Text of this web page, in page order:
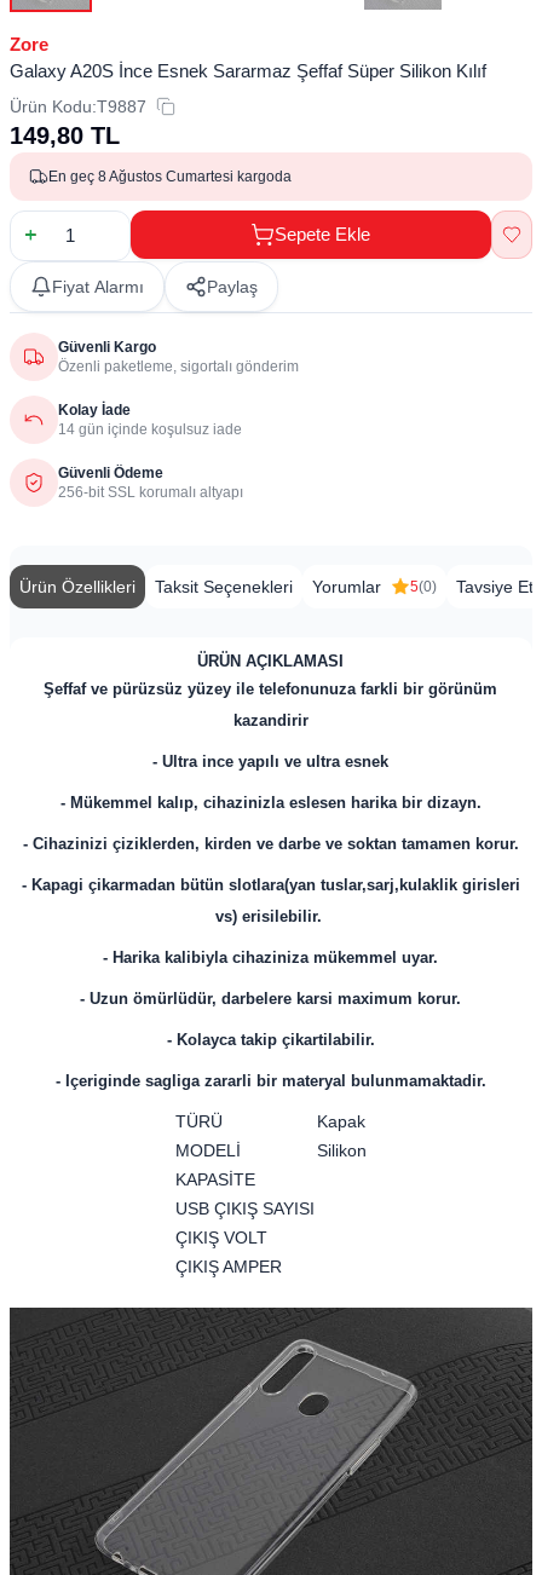
Zore
Galaxy A20S İnce Esnek Sararmaz Şeffaf Süper Silikon Kılıf
Ürün Kodu:T9887
149,80 TL
En geç 8 Ağustos Cumartesi kargoda
Sepete Ekle
Fiyat Alarmı Paylaş
Güvenli Kargo
Özenli paketleme, sigortalı gönderim
Kolay İade
14 gün içinde koşulsuz iade
Güvenli Ödeme
256-bit SSL korumalı altyapı
Ürün Özellikleri Taksit Seçenekleri Yorumlar 5(0) Tavsiye Et
ÜRÜN AÇIKLAMASI
Şeffaf ve pürüzsüz yüzey ile telefonunuza farkli bir görünüm
kazandirir
- Ultra ince yapılı ve ultra esnek
- Mükemmel kalıp, cihazinizla eslesen harika bir dizayn.
- Cihazinizi çiziklerden, kirden ve darbe ve soktan tamamen korur.
- Kapagi çikarmadan bütün slotlara(yan tuslar,sarj,kulaklik girisleri
vs) erisilebilir.
- Harika kalibiyla cihaziniza mükemmel uyar.
- Uzun ömürlüdür, darbelere karsi maximum korur.
- Kolayca takip çikartilabilir.
- Içeriginde sagliga zararli bir materyal bulunmamaktadir.
TÜRÜ
Kapak
MODELİ
Silikon
KAPASİTE
USB ÇIKIŞ SAYISI
ÇIKIŞ VOLT
ÇIKIŞ AMPER